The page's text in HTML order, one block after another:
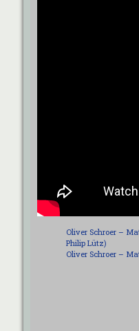
Oliver Schroer –
Philip Lütz)
Oliver Schroer –